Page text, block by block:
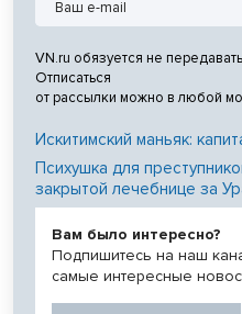
VN.ru обязуется не
Отписаться
от рассылки можно в любой
Искитимский маньяк:
Психушка для
закрытой лечебнице за
Вам было интересно?
Подпишитесь на наш
самые интересные